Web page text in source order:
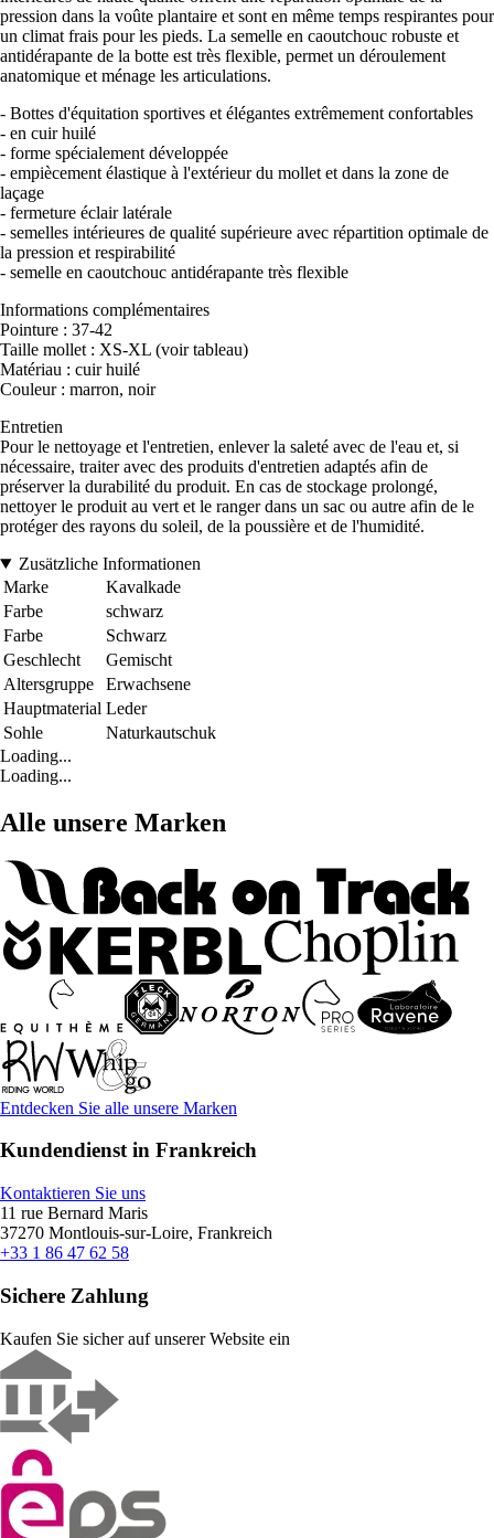
pression dans la voûte plantaire et sont en même temps respirantes pour
un climat frais pour les pieds. La semelle en caoutchouc robuste et
antidérapante de la botte est très flexible, permet un déroulement
anatomique et ménage les articulations.
- Bottes d'équitation sportives et élégantes extrêmement confortables
- en cuir huilé
- forme spécialement développée
- empiècement élastique à l'extérieur du mollet et dans la zone de
laçage
- fermeture éclair latérale
- semelles intérieures de qualité supérieure avec répartition optimale de
la pression et respirabilité
- semelle en caoutchouc antidérapante très flexible
Informations complémentaires
Pointure : 37-42
Taille mollet : XS-XL (voir tableau)
Matériau : cuir huilé
Couleur : marron, noir
Entretien
Pour le nettoyage et l'entretien, enlever la saleté avec de l'eau et, si
nécessaire, traiter avec des produits d'entretien adaptés afin de
préserver la durabilité du produit. En cas de stockage prolongé,
nettoyer le produit au vert et le ranger dans un sac ou autre afin de le
protéger des rayons du soleil, de la poussière et de l'humidité.
Zusätzliche Informationen
Marke
Kavalkade
Farbe
schwarz
Farbe
Schwarz
Geschlecht
Gemischt
Altersgruppe
Erwachsene
Hauptmaterial Leder
Sohle
Naturkautschuk
Loading...
Loading...
Alle unsere Marken
Entdecken Sie alle unsere Marken
Kundendienst in Frankreich
Kontaktieren Sie uns
11 rue Bernard Maris
37270 Montlouis-sur-Loire, Frankreich
+33 1 86 47 62 58
Sichere Zahlung
Kaufen Sie sicher auf unserer Website ein